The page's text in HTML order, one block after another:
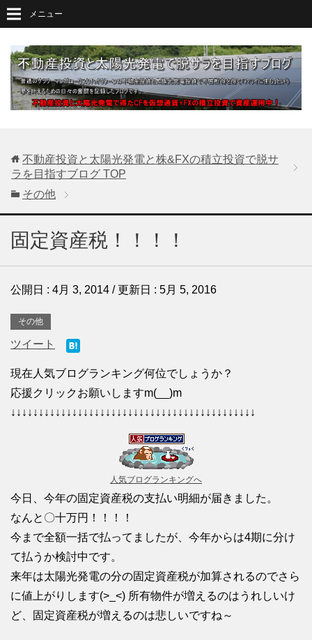
メニュー
不動産投資と太陽光発電と株&FXの積立投資で脱サ
ラを目指すブログ TOP
その他
固定資産税！！！！
公開日 : 4月 3, 2014 / 更新日 : 5月 5, 2016
その他
ツイート
現在人気ブログランキング何位でしょうか？
応援クリックお願いしますm(__)m
↓↓↓↓↓↓↓↓↓↓↓↓↓↓↓↓↓↓↓↓↓↓↓↓↓↓↓↓↓↓↓↓↓↓↓↓↓↓↓↓↓↓↓↓
人気ブログランキングへ
今日、今年の固定資産税の支払い明細が届きました。
なんと〇十万円！！！！
今まで全額一括で払ってましたが、今年からは4期に分け
て払うか検討中です。
来年は太陽光発電の分の固定資産税が加算されるのでさら
に値上がりします(>_<) 所有物件が増えるのはうれしいけ
ど、固定資産税が増えるのは悲しいですね～